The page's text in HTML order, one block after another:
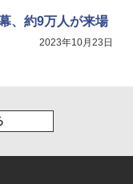
、約9万人が来場
2023年10月23日